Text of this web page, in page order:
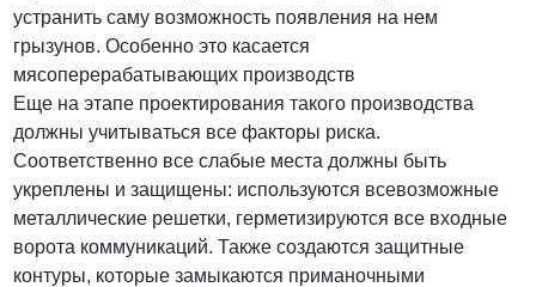
устранить саму возможность появления на нем
грызунов. Особенно это касается
мясоперерабатывающих производств
Еще на этапе проектирования такого производства
должны учитываться все факторы риска.
Соответственно все слабые места должны быть
укреплены и защищены: используются всевозможные
металлические решетки, герметизируются все входные
ворота коммуникаций. Также создаются защитные
контуры, которые замыкаются приманочными